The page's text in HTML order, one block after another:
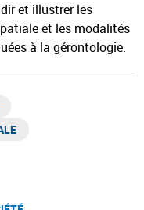
et illustrer les
et les modalités
à la gérontologie.